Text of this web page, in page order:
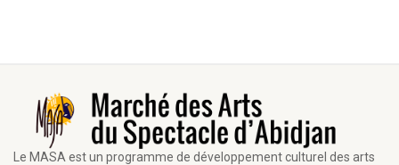
Le MASA est un programme de développement culturel des arts